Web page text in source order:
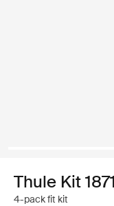
Thule Kit
4-pack fit kit